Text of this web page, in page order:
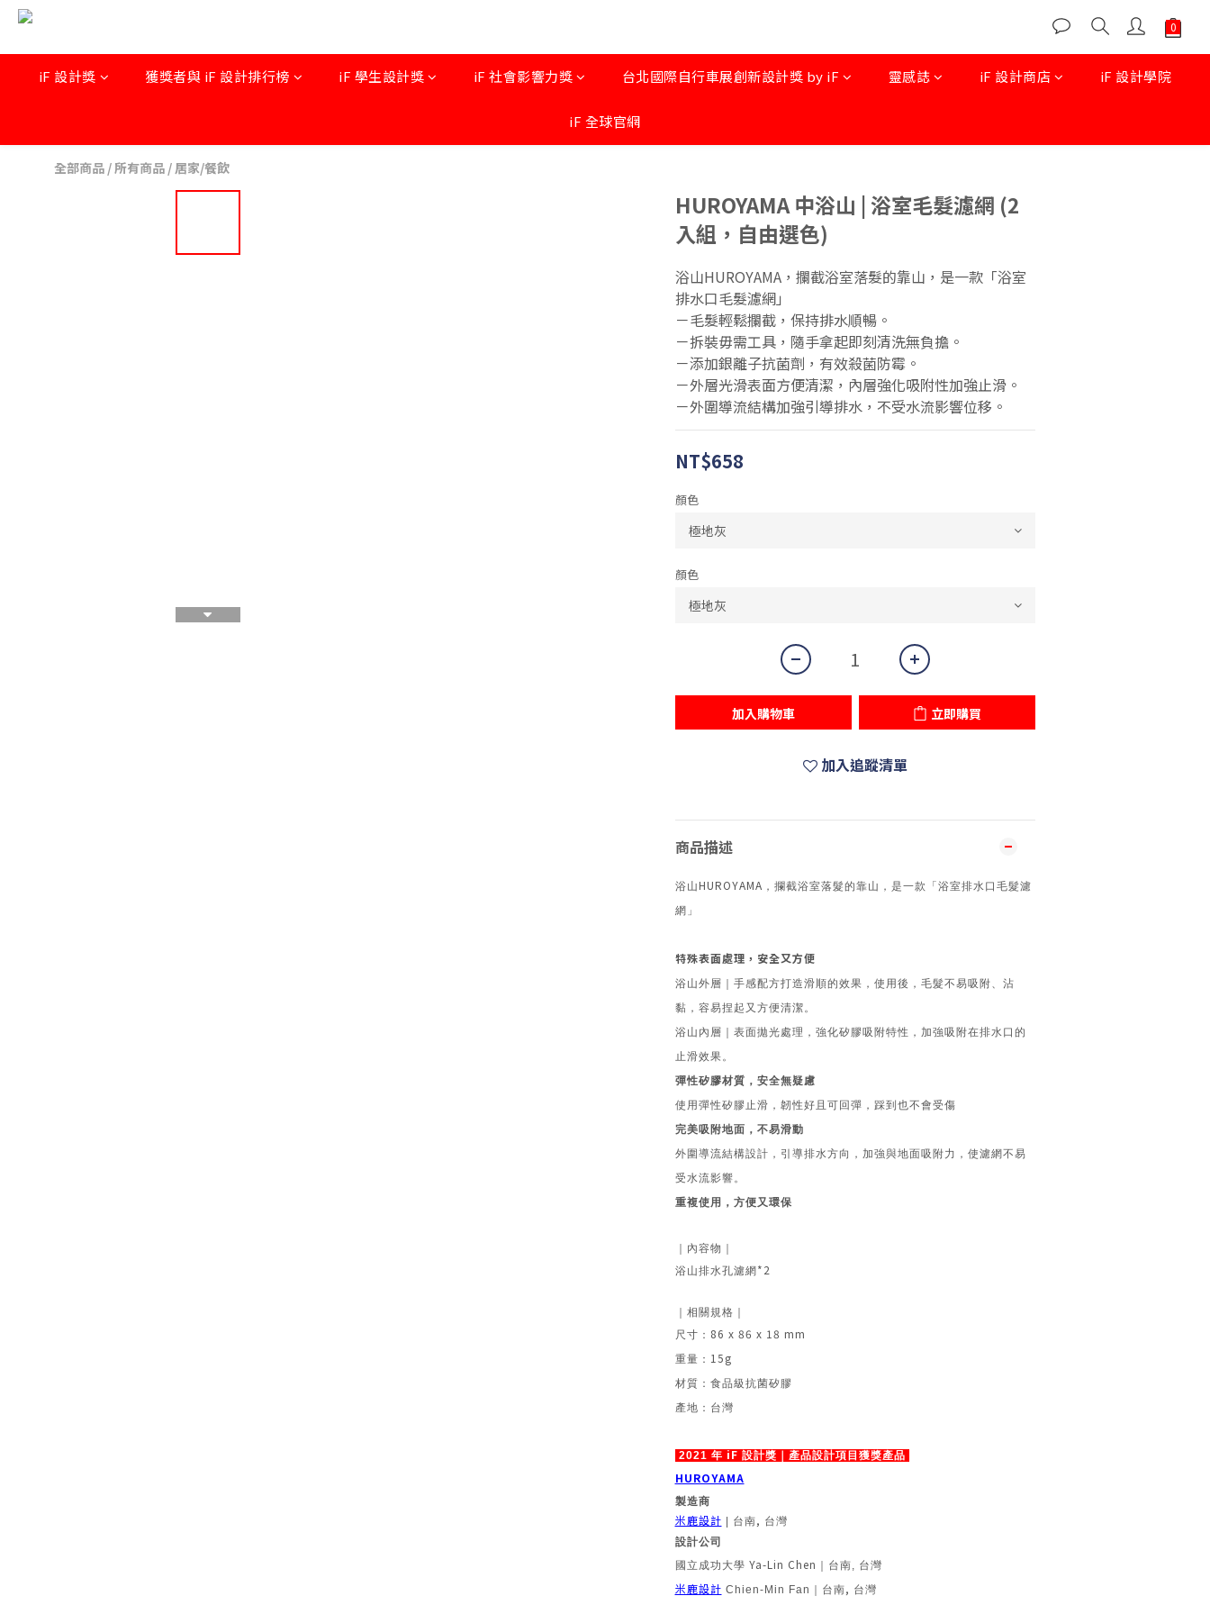
iF 設計獎 獲獎者與 iF 設計排行榜 iF 學生設計獎 iF 社會影響力獎 台北國際自行車展創新設計獎 by iF 靈感誌 iF 設計商店 iF 設計學院
iF 全球官網
全部商品 /所有商品 / 居家/餐飲
HUROYAMA 中浴山 | 浴室毛髮濾網 (2
入組，自由選色)
浴山HUROYAMA，攔截浴室落髮的靠山，是一款「浴室
排水口毛髮濾網」
－毛髮輕鬆攔截，保持排水順暢。
－拆裝毋需工具，隨手拿起即刻清洗無負擔。
－添加銀離子抗菌劑，有效殺菌防霉。
－外層光滑表面方便清潔，內層強化吸附性加強止滑。
－外圍導流結構加強引導排水，不受水流影響位移。
NT$658
顏色
顏色
加入購物車 立即購買
加入追蹤清單
商品描述
浴山HUROYAMA ，攔截浴室落髮的靠山，是一款「浴室排水口毛髮濾
網」
特殊表面處理，安全又方便
浴山外層｜手感配方打造滑順的效果，使用後，毛髮不易吸附、沾
黏，容易捏起又方便清潔。
浴山內層｜表面拋光處理，強化矽膠吸附特性，加強吸附在排水口的
止滑效果。
彈性矽膠材質，安全無疑慮
使用彈性矽膠止滑，韌性好且可回彈，踩到也不會受傷
完美吸附地面，不易滑動
外圍導流結構設計，引導排水方向，加強與地面吸附力，使濾網不易
受水流影響。
重複使用，方便又環保
｜內容物｜
浴山排水孔濾網 *2
｜相關規格｜
尺寸： 86 x 86 x 18 mm
重量： 15g
材質：食品級抗菌矽膠
產地：台灣
2021 年iF設計獎｜產品設計項目獲獎產品
HUROYAMA
製造商
米鹿設計 台南, 台灣
設計公司
國立成功大學 Ya-Lin Chen ｜台南, 台灣
米鹿設計 Chien-Min Fan ｜台南, 台灣